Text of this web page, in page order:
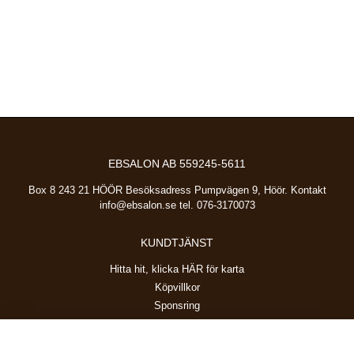
EBSALON AB 559245-5611
Box 8 243 21 HÖÖR Besöksadress Pumpvägen 9, Höör. Kontakt
info@ebsalon.setel. 076-3170073
KUNDTJÄNST
Hitta hit, klicka HÄR för karta
Köpvillkor
Sponsring